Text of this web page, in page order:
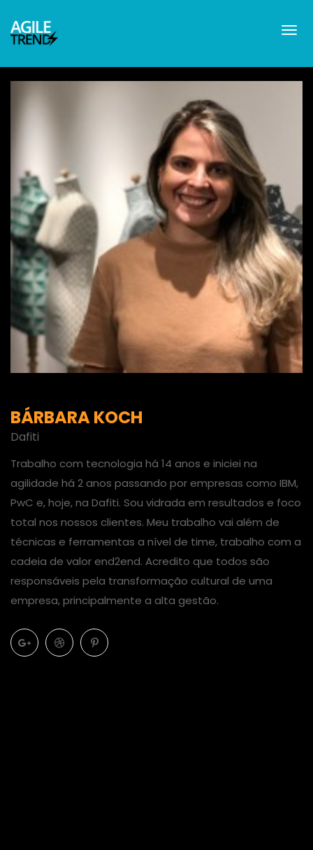
BÁRBARA KOCH
Dafiti
Trabalho com tecnologia há 14 anos e iniciei na
agilidade há 2 anos passando por empresas como IBM,
PwC e, hoje, na Dafiti. Sou vidrada em resultados e foco
total nos nossos clientes. Meu trabalho vai além de
técnicas e ferramentas a nível de time, trabalho com a
cadeia de valor end2end. Acredito que todos são
responsáveis pela transformação cultural de uma
empresa, principalmente a alta gestão.